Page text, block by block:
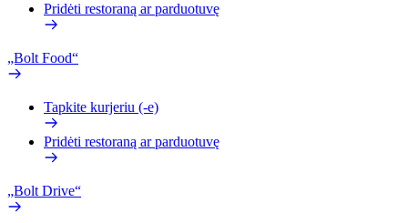
Pridėti restoraną ar parduotuvę
„Bolt Food“
Tapkite kurjeriu (-e)
Pridėti restoraną ar parduotuvę
„Bolt Drive“